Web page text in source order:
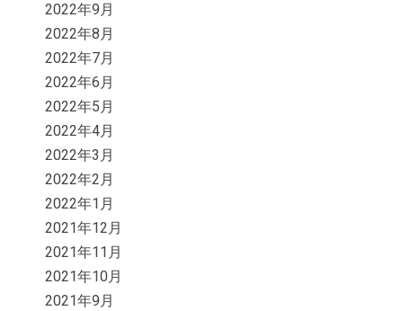
2022年9月
2022年8月
2022年7月
2022年6月
2022年5月
2022年4月
2022年3月
2022年2月
2022年1月
2021年12月
2021年11月
2021年10月
2021年9月